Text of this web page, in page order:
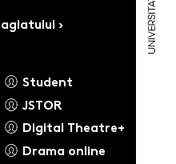
›
Student
JSTOR
Digital Theatre+
Drama online